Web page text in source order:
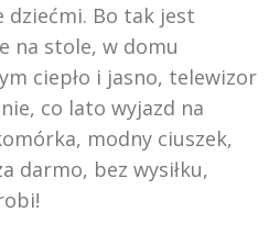
dziećmi. Bo tak jest
na stole, w domu
ciepło i jasno, telewizor
co lato wyjazd na
modny ciuszek,
darmo, bez wysiłku,